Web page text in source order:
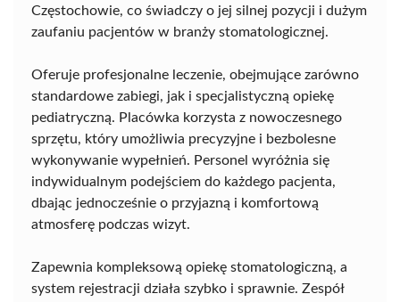
Częstochowie, co świadczy o jej silnej pozycji i dużym
zaufaniu pacjentów w branży stomatologicznej.
Oferuje profesjonalne leczenie, obejmujące zarówno
standardowe zabiegi, jak i specjalistyczną opiekę
pediatryczną. Placówka korzysta z nowoczesnego
sprzętu, który umożliwia precyzyjne i bezbolesne
wykonywanie wypełnień. Personel wyróżnia się
indywidualnym podejściem do każdego pacjenta,
dbając jednocześnie o przyjazną i komfortową
atmosferę podczas wizyt.
Zapewnia kompleksową opiekę stomatologiczną, a
system rejestracji działa szybko i sprawnie. Zespół